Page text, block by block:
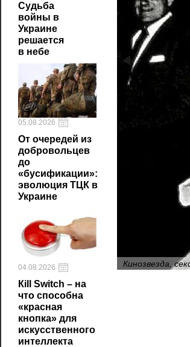
Судьба
войны в
Украине
решается
в небе
05.08.2026
От очередей из
добровольцев
до
«бусификации»:
эволюция ТЦК в
Украине
04.08.2026
Кill Switch – на
что способна
«красная
кнопка» для
искусственного
интеллекта
Кинозвезда,